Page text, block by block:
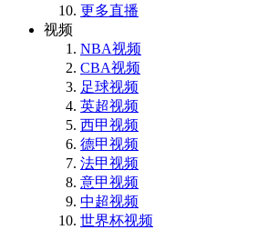
更多直播
视频
NBA视频
CBA视频
足球视频
英超视频
西甲视频
德甲视频
法甲视频
意甲视频
中超视频
世界杯视频